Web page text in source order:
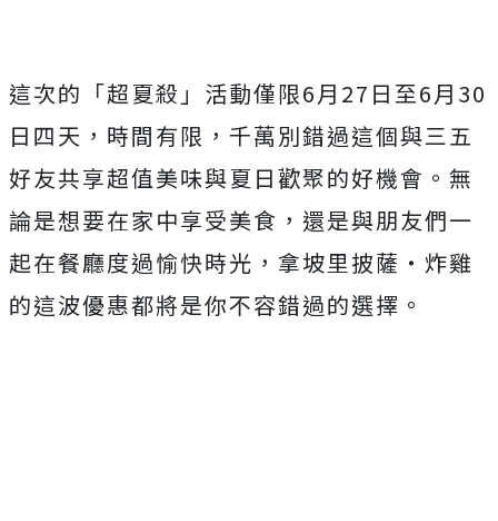
這次的「超夏殺」活動僅限6月27日至6月30
日四天，時間有限，千萬別錯過這個與三五
好友共享超值美味與夏日歡聚的好機會。無
論是想要在家中享受美食，還是與朋友們一
起在餐廳度過愉快時光，拿坡里披薩‧炸雞
的這波優惠都將是你不容錯過的選擇。